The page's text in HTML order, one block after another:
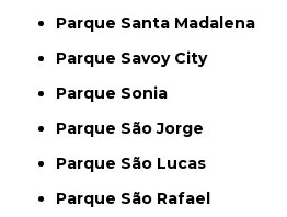
Parque Santa Madalena
Parque Savoy City
Parque Sonia
Parque São Jorge
Parque São Lucas
Parque São Rafael